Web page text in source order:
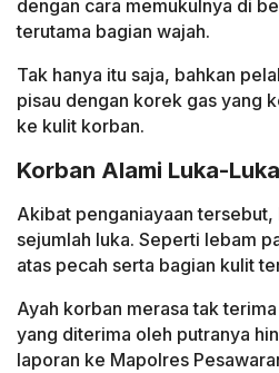
dengan cara memukulnya di
terutama bagian wajah.
Tak hanya itu saja, bahkan
pisau dengan korek gas yang
ke kulit korban.
Korban Alami Luka-Luka
Akibat penganiayaan
sejumlah luka. Seperti lebam
atas pecah serta bagian kulit
Ayah korban merasa tak
yang diterima oleh putranya
laporan ke Mapolres